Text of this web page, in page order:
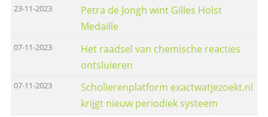
23-11-2023
Petra de Jongh wint Gilles Holst
Medaille
07-11-2023
Het raadsel van chemische reacties
ontsluieren
07-11-2023
Scholierenplatform exactwatjezoekt.nl
krijgt nieuw periodiek systeem